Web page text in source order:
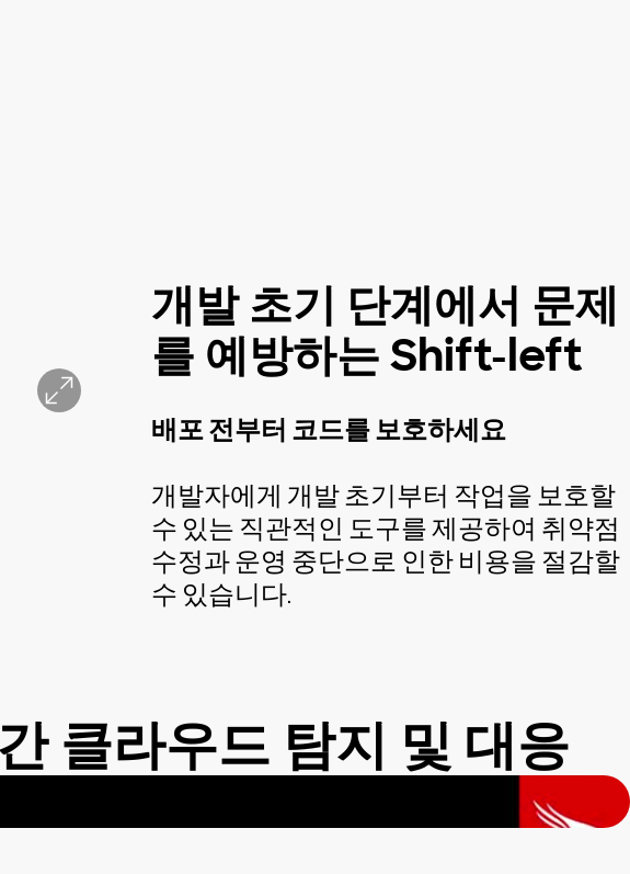
개발 초기 단계에서 문제
를 예방하는 Shift-left
배포 전부터 코드를 보호하세요
개발자에게 개발 초기부터 작업을 보호할
수 있는 직관적인 도구를 제공하여 취약점
수정과 운영 중단으로 인한 비용을 절감할
수 있습니다.
클라우드 탐지 및 대응